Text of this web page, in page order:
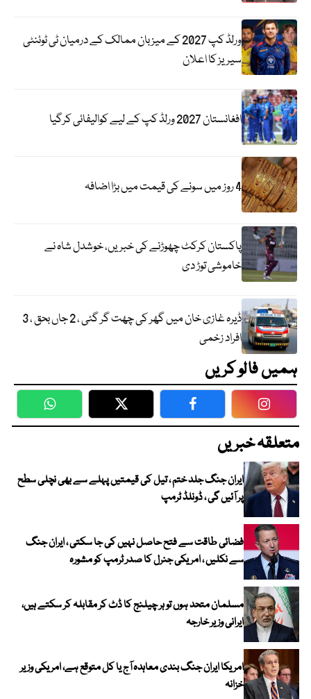
ورلڈ کپ 2027 کے میزبان ممالک کے درمیان ٹی ٹوئنٹی
سیریز کا اعلان
افغانستان 2027 ورلڈ کپ کے لیے کوالیفائی کرگیا
4 روز میں سونے کی قیمت میں بڑا اضافہ
پاکستان کرکٹ چھوڑنے کی خبریں، خوشدل شاہ نے
خاموشی توڑ دی
ڈیرہ غازی خان میں گھر کی چھت گر گئی ، 2 جاں بحق ، 3
افراد زخمی
ہمیں فالو کریں
WhatsApp Twitter Facebook
متعلقہ خبریں
ایران جنگ جلد ختم ، تیل کی قیمتیں پہلے سے بھی نچلی سطح
پر آئیں گی ، ڈونلڈ ٹرمپ
فضائی طاقت سے فتح حاصل نہیں کی جا سکتی ، ایران جنگ
سے نکلیں ، امریکی جنرل کا صدر ٹرمپ کو مشورہ
مسلمان متحد ہوں تو ہر چیلنج کا ڈٹ کر مقابلہ کر سکتے ہیں،
ایرانی وزیر خارجہ
امریکا ایران جنگ بندی معاہدہ آج یا کل متوقع ہے، امریکی وزیر
خزانہ